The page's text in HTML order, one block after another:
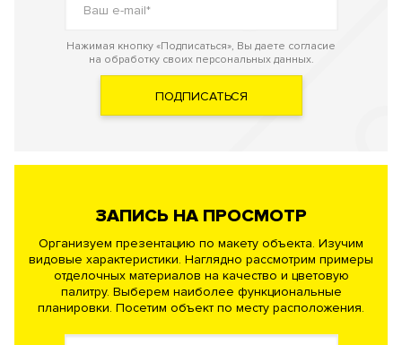
Нажимая кнопку «Подписаться», Вы даете согласие
на обработку своих персональных данных.
ПОДПИСАТЬСЯ
ЗАПИСЬ НА ПРОСМОТР
Организуем презентацию по макету объекта. Изучим
видовые характеристики. Наглядно рассмотрим примеры
отделочных материалов на качество и цветовую
палитру. Выберем наиболее функциональные
планировки. Посетим объект по месту расположения.